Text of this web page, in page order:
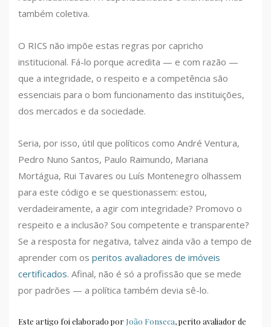
também coletiva.
O RICS não impõe estas regras por capricho
institucional. Fá-lo porque acredita — e com razão —
que a integridade, o respeito e a competência são
essenciais para o bom funcionamento das instituições,
dos mercados e da sociedade.
Seria, por isso, útil que políticos como André Ventura,
Pedro Nuno Santos, Paulo Raimundo, Mariana
Mortágua, Rui Tavares ou Luís Montenegro olhassem
para este código e se questionassem: estou,
verdadeiramente, a agir com integridade? Promovo o
respeito e a inclusão? Sou competente e transparente?
Se a resposta for negativa, talvez ainda vão a tempo de
aprender com os peritos avaliadores de imóveis
certificados. Afinal, não é só a profissão que se mede
por padrões — a política também devia sê-lo.
Este artigo foi elaborado por João Fonseca, perito avaliador de